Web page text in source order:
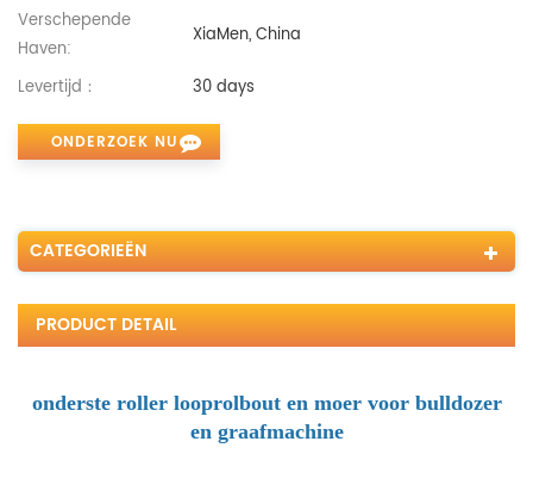
Verschepende
Haven:
XiaMen, China
Levertijd： 30 days
ONDERZOEK NU
CATEGORIEËN
PRODUCT DETAIL
onderste roller looprolbout en moer voor bulldozer
en graafmachine